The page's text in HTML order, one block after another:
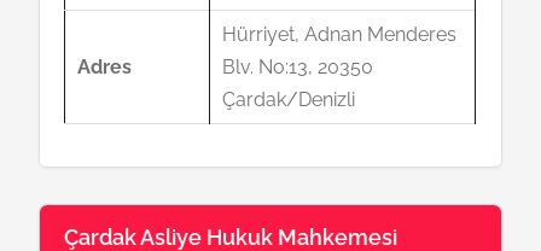
Adres
Hürriyet, Adnan Menderes
Blv. No:13, 20350
Çardak/Denizli
Çardak Asliye Hukuk Mahkemesi